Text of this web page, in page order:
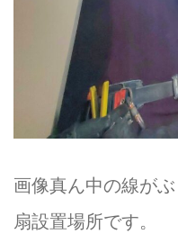
画像真ん中の線が
扇設置場所です。